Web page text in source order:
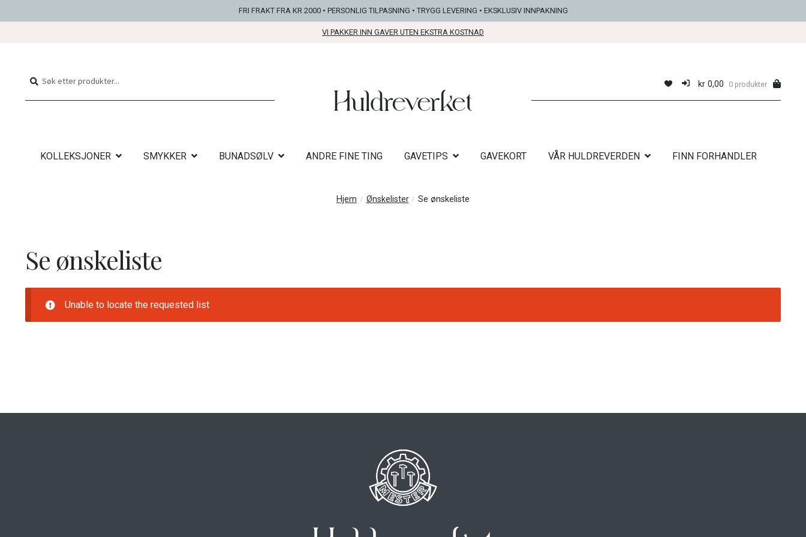
FRI FRAKT FRA KR 2000 • PERSONLIG TILPASNING • TRYGG LEVERING • EKSKLUSIV INNPAKNING
VI PAKKER INN GAVER UTEN EKSTRA KOSTNAD
navigasjon
Søk
Søk
kr0,00 0 produkter
KOLLEKSJONER SMYKKER BUNADSØLV ANDRE FINE TING GAVETIPS GAVEKORT VÅR HULDREVERDEN FINN FORHANDLER
Hjem Ønskelister Se ønskeliste
Se ønskeliste
Unable to locate the requested list